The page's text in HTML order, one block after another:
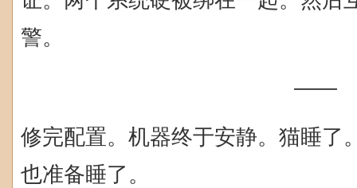
警。
——
修完配置。机器终于安静。猫睡了
也准备睡了。